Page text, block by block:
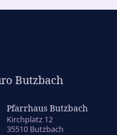
Butzbach
Pfarrhaus Butzbach
Kirchplatz 12
35510 Butzbach